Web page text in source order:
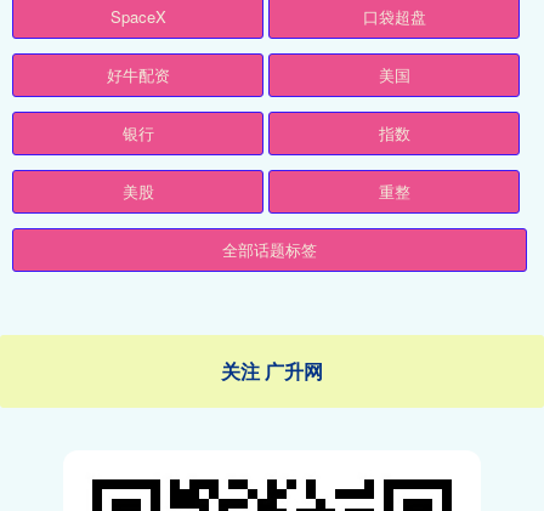
SpaceX 口袋超盘
好牛配资 美国
银行 指数
美股 重整
全部话题标签
关注 广升网